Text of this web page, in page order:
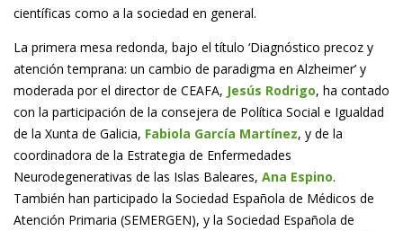
científicas como a la sociedad en general.
La primera mesa redonda, bajo el título ‘Diagnóstico precoz y
atención temprana: un cambio de paradigma en Alzheimer’ y
moderada por el director de CEAFA, Jesús Rodrigo, ha contado
con la participación de la consejera de Política Social e Igualdad
de la Xunta de Galicia, Fabiola García Martínez, y de la
coordinadora de la Estrategia de Enfermedades
Neurodegenerativas de las Islas Baleares, Ana Espino.
También han participado la Sociedad Española de Médicos de
Atención Primaria (SEMERGEN), y la Sociedad Española de